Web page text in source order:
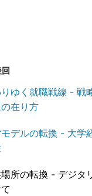
ゆく就職戦線 - 戦
在り方
デルの転換 - 大学
所の転換 - デジタ